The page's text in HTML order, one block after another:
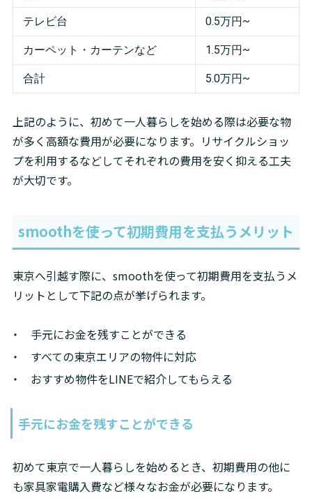
テレビ台 0.5万円~
カーペット・カーテンなど 1.5万円~
合計 5.0万円~
上記のように、初めて一人暮らしを始める際は必要な物
が多く高額な費用が必要になります。リサイクルショッ
プを利用するなどしてそれぞれの費用を安く抑える工夫
が大切です。
smoothを使って初期費用を支払うメリット
東京へ引越す際に、smoothを使って初期費用を支払うメ
リットとして下記の点が挙げられます。
手元にお金を残すことができる
すべての東京エリアの物件に対応
おすすめ物件をLINEで紹介してもらえる
手元にお金を残すことができる
初めて東京で一人暮らしを始めるとき、初期費用の他に
も家具家電購入費など様々なお金が必要になります。